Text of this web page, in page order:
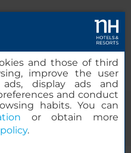
and those of third
improve the user
ads, display ads and
and conduct
habits. You can
or obtain more
.